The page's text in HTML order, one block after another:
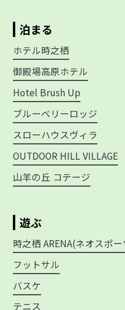
泊まる
ホテル時之栖
御殿場高原ホテル
Hotel Brush Up
ブルーベリーロッジ
スローハウスヴィラ
OUTDOOR HILL VILLAGE
山羊の丘 コテージ
遊ぶ
時之栖 ARENA(ネオスポ
フットサル
バスケ
テニス